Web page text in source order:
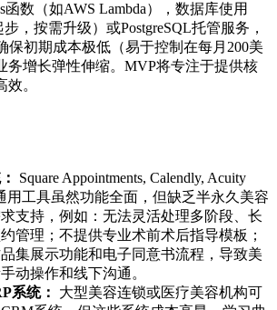
函数（如AWS Lambda），数据库使用
步，按需升级）或PostgreSQL托管服务，
保初期成本极低（易于控制在每月200美
务增长弹性伸缩。MVP将专注于提供核
。
Square Appointments, Calendly, Acuity
用工具虽然功能全面，但缺乏半永久美容
支持，例如：无法灵活处理多阶段、长
管理；不提供专业术前术后指导模板；
集展示功能和电子同意书流程，导致美
动操作和线下沟通。
系统：
大型美容连锁或医疗美容机构可